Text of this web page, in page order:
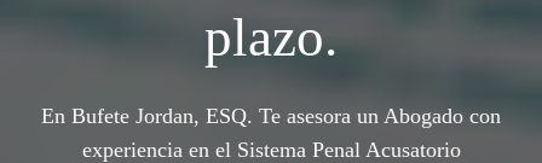
plazo.
En Bufete Jordan, ESQ. Te asesora un Abogado con
experiencia en el Sistema Penal Acusatorio